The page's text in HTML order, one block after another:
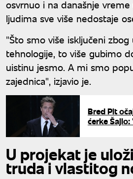
osvrnuo i na današnje
ljudima sve više nedostaje
"Što smo više isključeni zbog
tehnologije, to više gubimo
uistinu jesmo. A mi smo
zajednica", izjavio je.
Bred Pit
ćerke Šajlo:
U projekat je
truda i vlastitog